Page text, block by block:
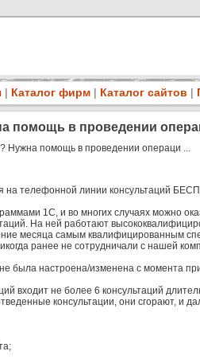
| Каталог фирм | Каталог сайтов |
помощь в проведении
Нужна помощь в проведении операци ...
на телефонной линии консультаций
1С, и во многих случаях можно
На ней работают
месяца самым квалифицированным
ранее не сотрудничали с нашей
была настроена/изменена с момента
входит не более 6 консультаций
консультации, они сгорают, и